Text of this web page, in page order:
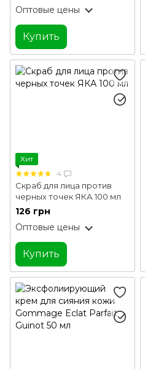
Оптовые цены
Купить
Хит
4
Скраб для лица против
черных точек ЯКА 100 мл
126 грн
Оптовые цены
Купить